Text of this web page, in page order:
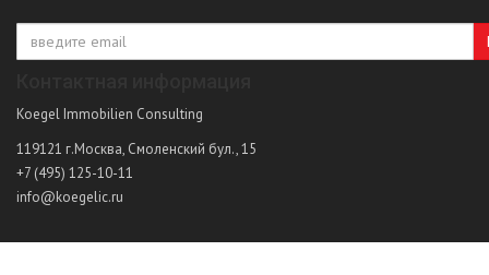
Koegel Immobilien Consulting
119121 г.Москва, Смоленский бул., 15
+7 (495) 125-10-11
info@koegelic.ru